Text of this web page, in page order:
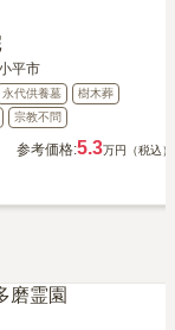
平市
永代供養墓
樹木葬
宗教不問
参考価格:5.3万円（税込）